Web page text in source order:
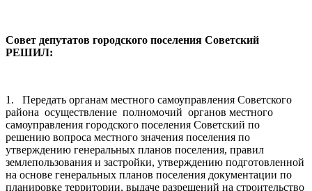
Совет депутатов городского поселения Советский
РЕШИЛ:
1. Передать органам местного самоуправления Советского
района осуществление полномочий органов местного
самоуправления городского поселения Советский по
решению вопроса местного значения поселения по
утверждению генеральных планов поселения, правил
землепользования и застройки, утверждению подготовленной
на основе генеральных планов поселения документации по
планировке территории, выдаче разрешений на строительство